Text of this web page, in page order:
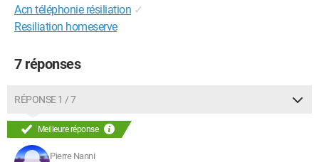
Acn téléphonie résiliation ✓
Resiliation homeserve
7 réponses
RÉPONSE 1 / 7
Meilleure réponse
Pierre Nanni